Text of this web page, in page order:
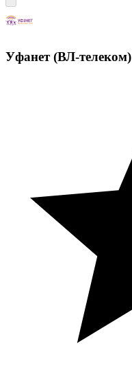
Уфанет (ВЛ-телеком)